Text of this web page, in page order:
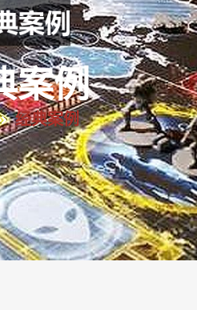
案例
经典案例